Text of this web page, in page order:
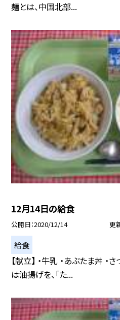
麺とは、中国北部...
12月14日の給食
公開日 2020/12/14 更
給食
【献立】 ・牛乳 ・あぶたま丼 ・
は油揚げを、「た...